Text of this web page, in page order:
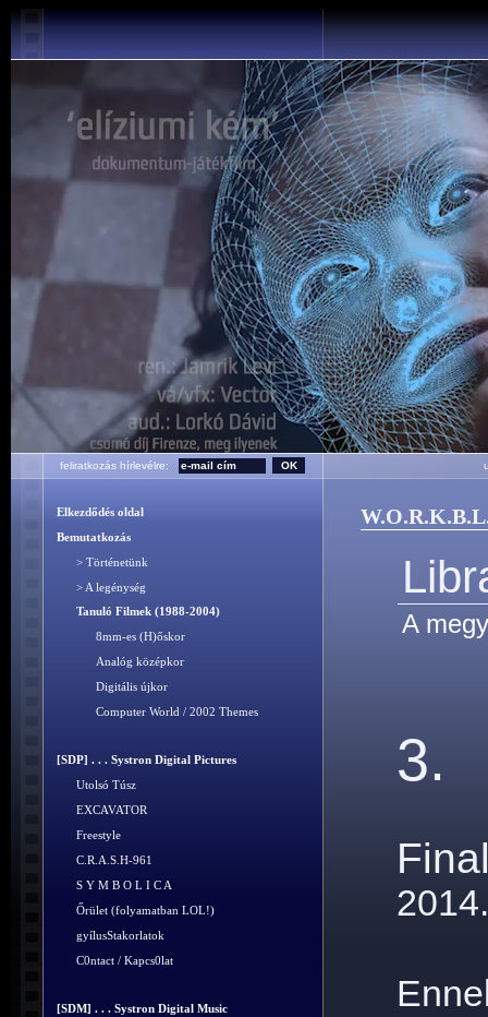
feliratkozás hírlevélre:
Elkezdődés oldal
Bemutatkozás
> Történetünk
> A legénység
Tanuló Filmek (1988-2004)
8mm-es (H)őskor
Analóg középkor
Digitális újkor
Computer World / 2002 Themes
[SDP] . . . Systron Digital Pictures
Utolsó Túsz
EXCAVATOR
Freestyle
C.R.A.S.H-961
S Y M B O L I C A
Őrület (folyamatban LOL!)
gyílusStakorlatok
C0ntact / Kapcs0lat
[SDM] . . . Systron Digital Music
A
3.